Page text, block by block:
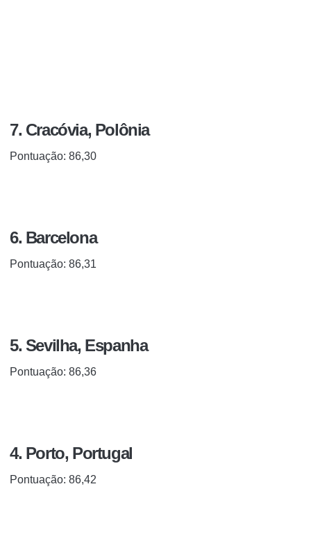
7. Cracóvia, Polônia
Pontuação: 86,30
6. Barcelona
Pontuação: 86,31
5. Sevilha, Espanha
Pontuação: 86,36
4. Porto, Portugal
Pontuação: 86,42